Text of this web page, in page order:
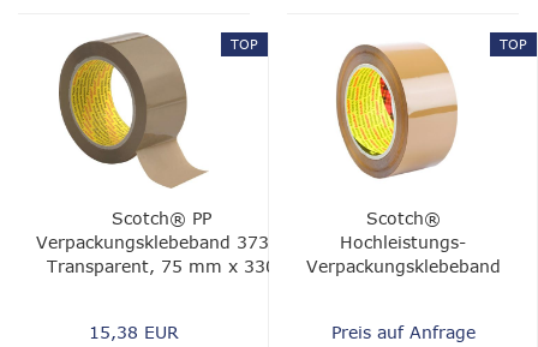
TOP
Scotch® PP
Verpackungsklebeband 3739,
Transparent, 75 mm x 330
15,38 EUR
TOP
Scotch®
Hochleistungs-
Verpackungsklebeband
Preis auf Anfrage